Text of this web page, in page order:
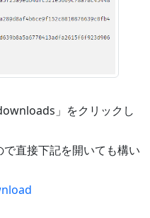
」をクリックし
直接下記を開いても構い